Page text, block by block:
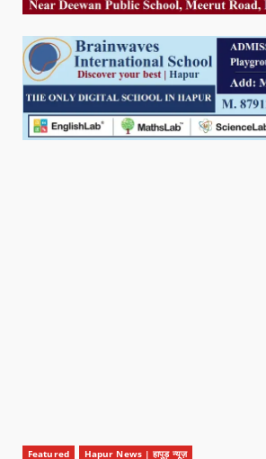
Featured Hapur News | हापुड़ न्यूज़